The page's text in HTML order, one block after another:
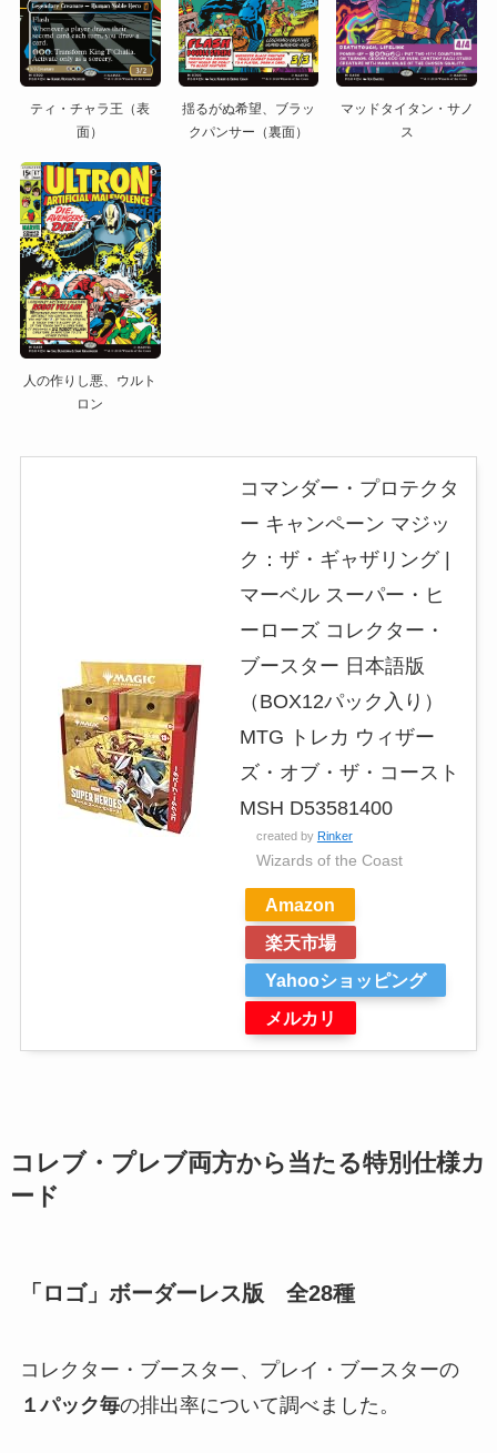
ティ・チャラ王（表
面）
揺るがぬ希望、ブラッ
クパンサー（裏面）
マッドタイタン・サノ
ス
人の作りし悪、ウルト
ロン
コマンダー・プロテクタ
ー キャンペーン マジッ
ク：ザ・ギャザリング |
マーベル スーパー・ヒ
ーローズ コレクター・
ブースター 日本語版
（BOX12パック入り）
MTG トレカ ウィザー
ズ・オブ・ザ・コースト
MSH D53581400
created by Rinker
Wizards of the Coast
Amazon
楽天市場
Yahooショッピング
メルカリ
コレブ・プレブ両方から当たる特別仕様カ
ード
「ロゴ」ボーダーレス版 全28種
コレクター・ブースター、プレイ・ブースターの
１パック毎の排出率について調べました。